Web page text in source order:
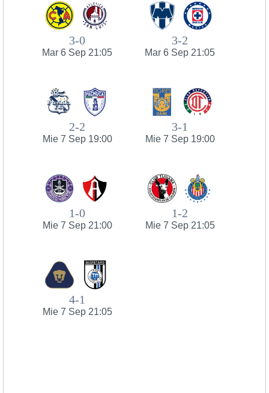
3-0
Mar 6 Sep 21:05
3-2
Mar 6 Sep 21:05
2-2
Mie 7 Sep 19:00
3-1
Mie 7 Sep 19:00
1-0
Mie 7 Sep 21:00
1-2
Mie 7 Sep 21:05
4-1
Mie 7 Sep 21:05